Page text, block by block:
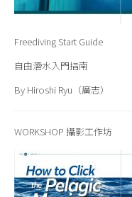
Freediving Start Guide
自由潛水入門指南
By Hiroshi Ryu（廣志）
WORKSHOP 攝影工作坊